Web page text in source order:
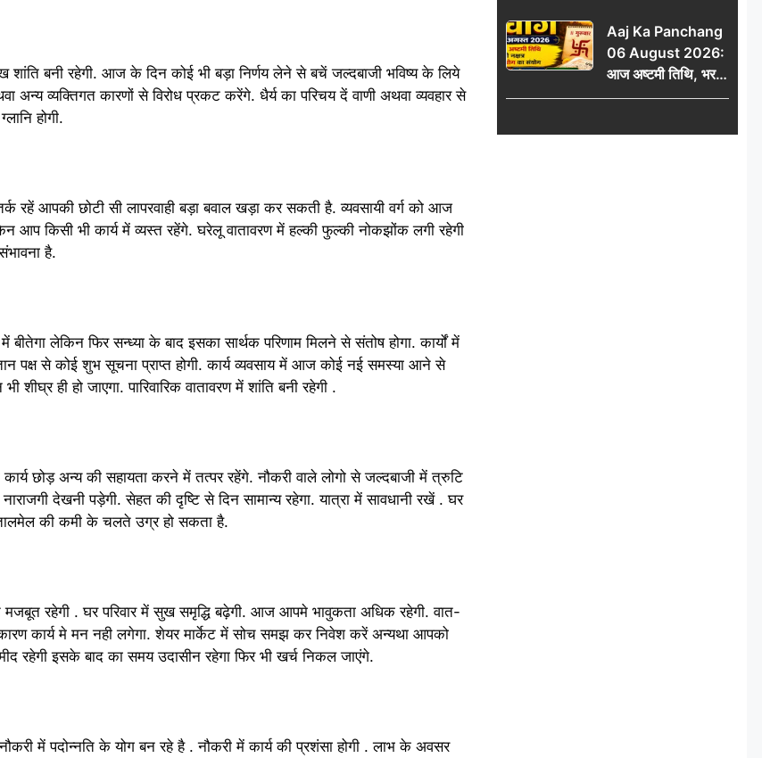
बनी रहेगी. आज के दिन कोई भी बड़ा निर्णय लेने से बचें जल्दबाजी भविष्य के लिये
अन्य व्यक्तिगत कारणों से विरोध प्रकट करेंगे. धैर्य का परिचय दें वाणी अथवा व्यवहार से
होगी.
रहें आपकी छोटी सी लापरवाही बड़ा बवाल खड़ा कर सकती है. व्यवसायी वर्ग को आज
आप किसी भी कार्य में व्यस्त रहेंगे. घरेलू वातावरण में हल्की फुल्की नोकझोंक लगी रहेगी
है.
लेकिन फिर सन्ध्या के बाद इसका सार्थक परिणाम मिलने से संतोष होगा. कार्यों में
पक्ष से कोई शुभ सूचना प्राप्त होगी. कार्य व्यवसाय में आज कोई नई समस्या आने से
ही हो जाएगा. पारिवारिक वातावरण में शांति बनी रहेगी .
छोड़ अन्य की सहायता करने में तत्पर रहेंगे. नौकरी वाले लोगो से जल्दबाजी में त्रुटि
देखनी पड़ेगी. सेहत की दृष्टि से दिन सामान्य रहेगा. यात्रा में सावधानी रखें . घर
की कमी के चलते उग्र हो सकता है.
रहेगी . घर परिवार में सुख समृद्धि बढ़ेगी. आज आपमे भावुकता अधिक रहेगी. वात-
कार्य मे मन नही लगेगा. शेयर मार्केट में सोच समझ कर निवेश करें अन्यथा आपको
रहेगी इसके बाद का समय उदासीन रहेगा फिर भी खर्च निकल जाएंगे.
में पदोन्नति के योग बन रहे है . नौकरी में कार्य की प्रशंसा होगी . लाभ के अवसर
Aaj Ka Panchang
06 August 2026:
आज अष्टमी तिथि, भरणी
नक्षत्र और गंड योग का
राहुकाल और दिनभर का